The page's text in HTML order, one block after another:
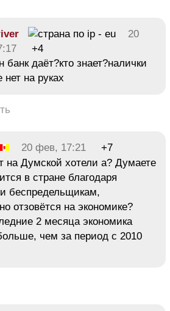
20
+4
даёт?кто знает?налички
на руках
20 фев, 17:21
+7
на Думской хотели а? Думаете
в стране благодаря
беспредельщикам,
отзовётся на экономике?
2 месяца экономика
чем за период с 2010